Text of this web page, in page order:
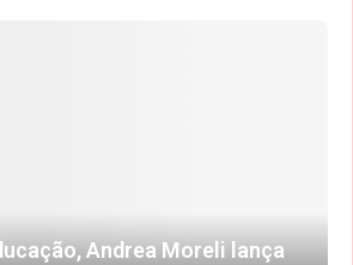
Andrea Moreli lança